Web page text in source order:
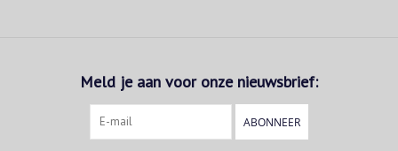
Meld je aan voor onze nieuwsbrief:
ABONNEER